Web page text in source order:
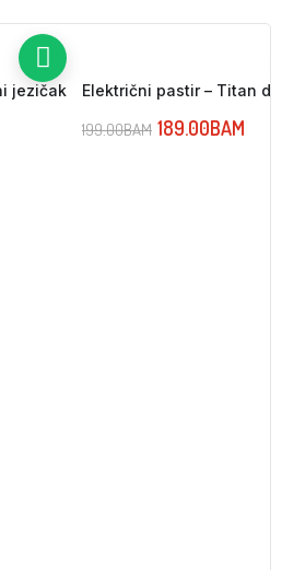
jezičak Električni pastir – Titan
199.00BAM 189.00BAM